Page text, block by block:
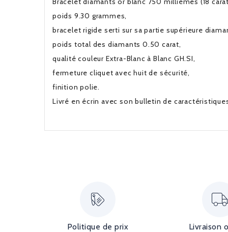
poids 9.30 grammes,
bracelet rigide serti sur sa partie supérieure
poids total des diamants 0.50 carat,
qualité couleur Extra-Blanc à Blanc GH.SI,
fermeture cliquet avec huit de sécurité,
finition polie.
Livré en écrin avec son bulletin de
Politique de prix Livraison